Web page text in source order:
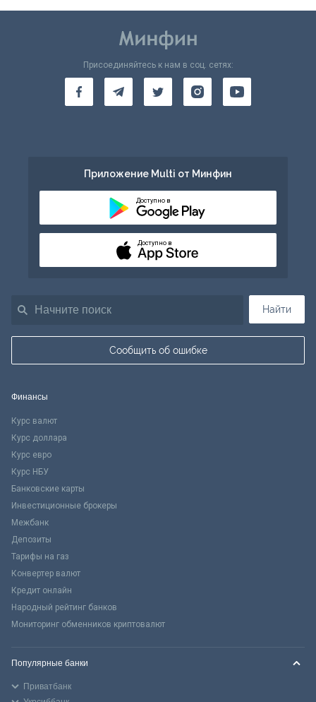
Найти
Сообщить об ошибке
Присоединяйтесь к нам в соц. сетях:
Приложение Multi от Минфин
Доступно в
Доступно в
Финансы
Курс валют
Курс доллара
Курс евро
Курс НБУ
Банковские карты
Инвестиционные брокеры
Межбанк
Депозиты
Тарифы на газ
Конвертер валют
Кредит онлайн
Народный рейтинг банков
Мониторинг обменников криптовалют
Популярные банки
Приватбанк